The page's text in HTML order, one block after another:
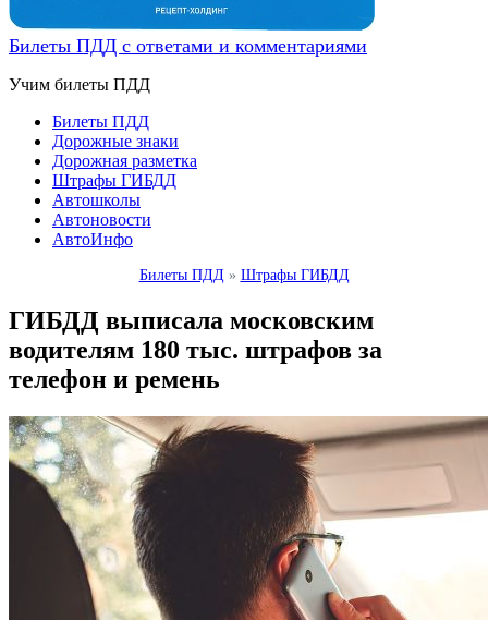
Билеты ПДД с ответами и комментариями
Учим билеты ПДД
Билеты ПДД
Дорожные знаки
Дорожная разметка
Штрафы ГИБДД
Автошколы
Автоновости
АвтоИнфо
Билеты ПДД » Штрафы ГИБДД
ГИБДД выписала московским
водителям 180 тыс. штрафов за
телефон и ремень